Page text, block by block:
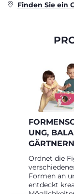
Finden Sie ein
UNG,
GÄRTNERN
Ordnet die
Formen an
entdeckt